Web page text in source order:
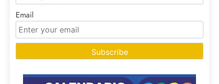
Email